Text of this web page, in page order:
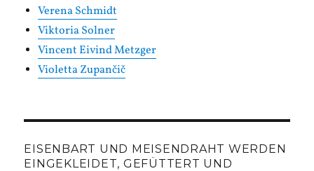
Verena Schmidt
Viktoria Solner
Vincent Eivind Metzger
Violetta Zupančič
EISENBART UND MEISENDRAHT WERDEN
EINGEKLEIDET, GEFÜTTERT UND